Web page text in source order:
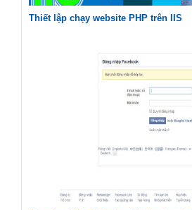
Thiết lập chạy website PHP trên IIS